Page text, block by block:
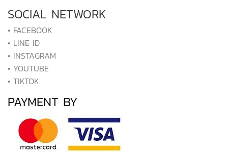
SOCIAL NETWORK
• FACEBOOK
• LINE ID
• INSTAGRAM
• YOUTUBE
• TIKTOK
PAYMENT BY